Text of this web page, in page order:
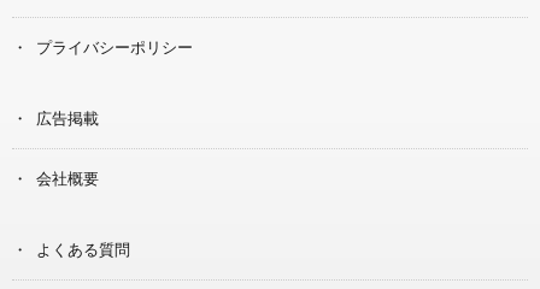
プライバシーポリシー
広告掲載
会社概要
よくある質問